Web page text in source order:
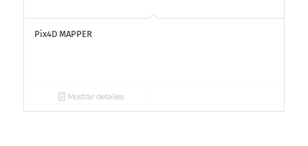
Pix4D MAPPER
Mostrar detalles